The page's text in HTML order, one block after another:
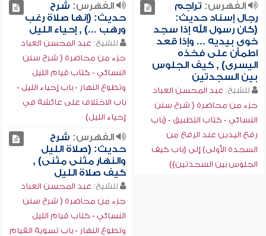
الفهرس: تراجم
رجال إسناد حديث:
(كان رسول الله إذا سجد
خوى بيديه ... وإذا قعد
اطمأن على فخذه
اليسرى) , كيف الجلوس
بين السجدتين
للشيخ: عبد المحسن العباد
جزء من محاضرة ( شرح سنن
النسائي - كتاب التطبيق - (باب
رفع اليدين عند الرفع من
السجدة الأولى) إلى (باب كيف
الجلوس بين السجدتين))
الفهرس: شرح
حديث: (إنها صلاة رغب
ورهب ...) , إحياء الليل
للشيخ: عبد المحسن العباد
جزء من محاضرة ( شرح سنن
النسائي - كتاب قيام الليل
وتطوع النهار - باب إحياء الليل -
باب الاختلاف على عائشة في
إحياء الليل)
الفهرس: شرح
حديث: (صلاة الليل
والنهار مثنى مثنى) ,
كيف صلاة الليل
للشيخ: عبد المحسن العباد
جزء من محاضرة ( شرح سنن
النسائي - كتاب قيام الليل
وتطوع النهار - باب تسوية القيام